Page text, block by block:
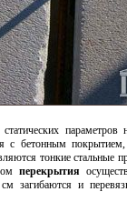
параметров
с бетонным
тонкие стальные
перекрытия
загибаются и